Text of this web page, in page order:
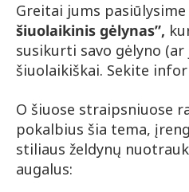
Greitai jums
šiuolaikinis gėlynas”,
susikurti savo gėlyno (ar
šiuolaikiškai. Sekite
O šiuose straipsniuose
pokalbius šia tema,
stiliaus želdynų
augalus: